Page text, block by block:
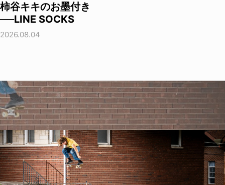
柿谷キキのお墨付き
──LINE SOCKS
2026.08.04